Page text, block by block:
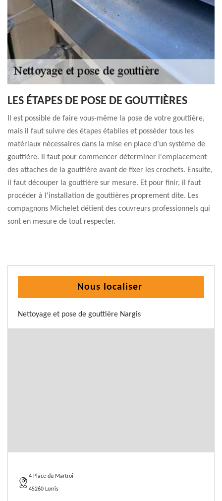
LES ÉTAPES DE POSE DE GOUTTIÈRES
Il est possible de faire vous-même la pose de votre gouttière,
mais il faut suivre des étapes établies et posséder tous les
matériaux nécessaires dans la mise en place d’un système de
gouttière. Il faut pour commencer déterminer l'emplacement
des attaches de la gouttière avant de fixer les crochets. Ensuite,
il faut découper la gouttière sur mesure. Et pour finir, il faut
procéder à l'installation de gouttières proprement dite. Les
compagnons Michelet détient des couvreurs professionnels qui
sont en mesure de tout respecter.
Nous localiser
Nettoyage et pose de gouttière Nargis
4 Place du Martroi
45260 Lorris